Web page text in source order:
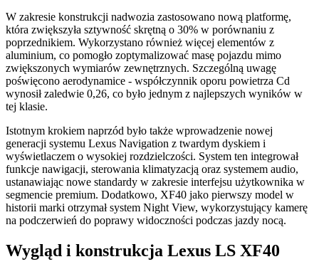
W zakresie konstrukcji nadwozia zastosowano nową platformę,
która zwiększyła sztywność skrętną o 30% w porównaniu z
poprzednikiem. Wykorzystano również więcej elementów z
aluminium, co pomogło zoptymalizować masę pojazdu mimo
zwiększonych wymiarów zewnętrznych. Szczególną uwagę
poświęcono aerodynamice - współczynnik oporu powietrza Cd
wynosił zaledwie 0,26, co było jednym z najlepszych wyników w
tej klasie.
Istotnym krokiem naprzód było także wprowadzenie nowej
generacji systemu Lexus Navigation z twardym dyskiem i
wyświetlaczem o wysokiej rozdzielczości. System ten integrował
funkcje nawigacji, sterowania klimatyzacją oraz systemem audio,
ustanawiając nowe standardy w zakresie interfejsu użytkownika w
segmencie premium. Dodatkowo, XF40 jako pierwszy model w
historii marki otrzymał system Night View, wykorzystujący kamerę
na podczerwień do poprawy widoczności podczas jazdy nocą.
Wygląd i konstrukcja Lexus LS XF40